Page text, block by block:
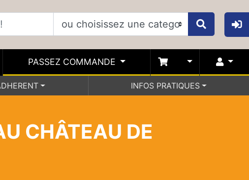
PASSEZ COMMANDE
INFOS PRATIQUES
CHÂTEAU DE